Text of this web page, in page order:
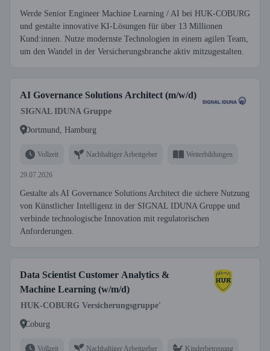
Werde Senior Engineer Machine Learning / AI bei HUK-COBURG
und gestalte innovative KI-Lösungen für über 13 Millionen
Kund:innen. Nutze modernste Technologien in einem agilen Team,
um den Wandel in der Versicherungsbranche aktiv mitzugestalten.
AI Governance Solutions Architect (m/w/d)
SIGNAL IDUNA Gruppe
Dortmund, Hamburg
Vollzeit Nachhaltiger Arbeitgeber Weiterbildungen
29.07.2026
Gestalte als AI Governance Solutions Architect die sichere Nutzung
von Künstlicher Intelligenz in der SIGNAL IDUNA Gruppe und
verbinde technologische Innovation mit regulatorischen
Anforderungen.
Data Scientist Customer Analytics &
Machine Learning (w/m/d)
HUK-COBURG Versicherungsgruppe'
Coburg
Vollzeit Nachhaltiger Arbeitgeber Kinderbetreuung